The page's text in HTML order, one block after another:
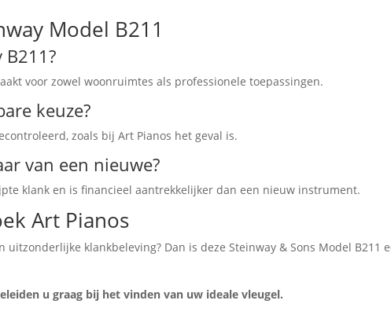
Model B211
voor zowel woonruimtes als professionele toepassingen.
keuze?
zoals bij Art Pianos het geval is.
van een nieuwe?
klank en is financieel aantrekkelijker dan een nieuw instrument.
Art Pianos
klankbeleving? Dan is deze Steinway & Sons Model B211
u graag bij het vinden van uw ideale vleugel.